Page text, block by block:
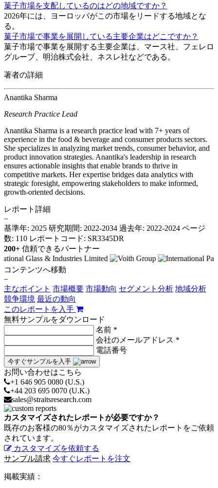
菓子市場を支配しているのはどの地域ですか？
2026年には、ヨーロッパがこの市場をリードする地域とな
る。
菓子市場で事業を展開している主要企業はどこですか？
菓子市場で事業を展開する主要企業は、マース社、フェレロ
グループ、明治株式会社、ネスレ社などである。
著者の詳細
Anantika Sharma
Research Practice Lead
Anantika Sharma is a research practice lead with 7+ years of
experience in the food & beverage and consumer products sectors.
She specializes in analyzing market trends, consumer behavior, and
product innovation strategies. Anantika's leadership in research
ensures actionable insights that enable brands to thrive in
competitive markets. Her expertise bridges data analytics with
strategic foresight, empowering stakeholders to make informed,
growth-oriented decisions.
レポート詳細
−
基準年: 2025 研究期間: 2022-2034 過去年: 2022-2024 ページ
数: 110 レポートコード: SR3345DR
200+ 信頼できるパートナー
コンテンツへ移動
−
主なポイント 市場概要 市場動向 セグメント分析 地域分析
競争環境 最近の動向
このレポートを入手
無料サンプルをダウンロード
名前 *
会社のメールアドレス *
電話番号
今すぐサンプルを入手
お問い合わせはこちら
+1 646 905 0080 (U.S.)
+44 203 695 0070 (U.K.)
sales@straitsresearch.com
カスタマイズされたレポートが必要ですか？
既存のお客様の80％がカスタマイズされたレポートをご依頼
されています。
カスタマイズを依頼する
サンプル請求 今すぐレポートを注文
掲載実績：